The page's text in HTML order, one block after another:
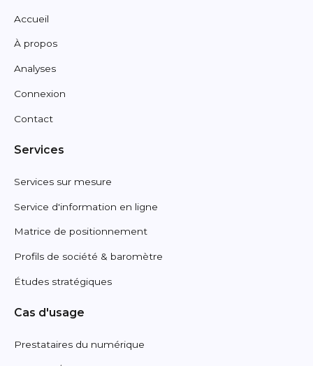
Accueil
À propos
Analyses
Connexion
Contact
Services
Services sur mesure
Service d'information en ligne
Matrice de positionnement
Profils de société & baromètre
Études stratégiques
Cas d'usage
Prestataires du numérique